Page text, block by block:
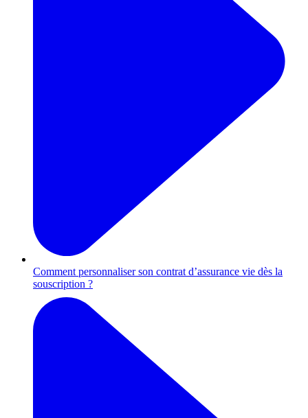
Comment personnaliser son contrat d’assurance vie dès la
souscription ?